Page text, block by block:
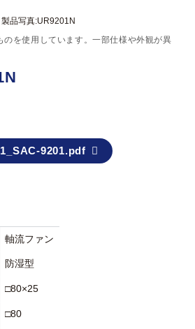
製品写真:UR9201N
を使用しています。一部仕様や外観が異
9201.pdf
軸流ファン
防湿型
□80×25
□80